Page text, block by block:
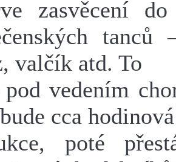
zasvěcení
tanců
valčík atd. To
pod vedením
cca
poté